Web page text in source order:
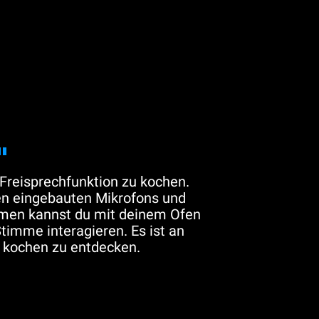
zu kochen.
eingebauten Mikrofons und
kannst du mit deinem Ofen
interagieren. Es ist an
zu entdecken.